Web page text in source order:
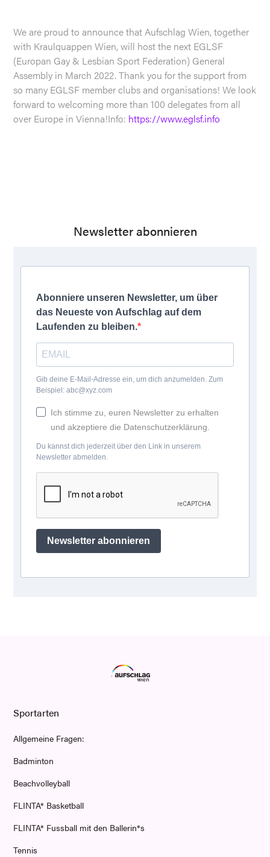
We are proud to announce that Aufschlag Wien, together
with Kraulquappen Wien, will host the next EGLSF
(Europan Gay & Lesbian Sport Federation) General
Assembly in March 2022. Thank you for the support from
so many EGLSF member clubs and organisations! We look
forward to welcoming more than 100 delegates from all
over Europe in Vienna!Info: https://www.eglsf.info
Newsletter abonnieren
Abonniere unseren Newsletter, um über
das Neueste von Aufschlag auf dem
Laufenden zu bleiben.
Gib deine E-Mail-Adresse ein, um dich anzumelden. Zum
Beispiel: abc@xyz.com
Ich stimme zu, euren Newsletter zu erhalten
und akzeptiere die Datenschutzerklärung.
Du kannst dich jederzeit über den Link in unserem
Newsletter abmelden.
Newsletter abonnieren
Sportarten
Allgemeine Fragen:
Badminton
Beachvolleyball
FLINTA* Basketball
FLINTA* Fussball mit den Ballerin*s
Tennis